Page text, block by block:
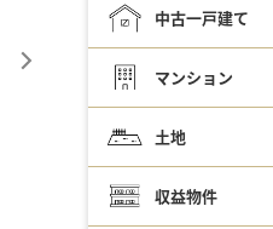
中古一戸建て
マンション
土地
収益物件